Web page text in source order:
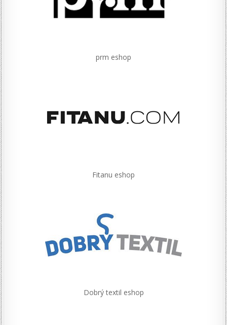
prm eshop
Fitanu eshop
Dobrý textil eshop